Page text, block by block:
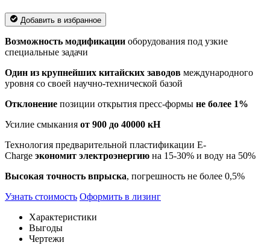
Добавить в избранное
Возможность модификации оборудования под узкие
специальные задачи
Один из крупнейших китайских заводов международного
уровня со своей научно-технической базой
Отклонение позиции открытия пресс-формы не более 1%
Усилие смыкания от 900 до 40000 кН
Технология предварительной пластификации E-
Charge экономит электроэнергию на 15-30% и воду на 50%
Высокая точность впрыска, погрешность не более 0,5%
Узнать стоимость Оформить в лизинг
Характеристики
Выгоды
Чертежи